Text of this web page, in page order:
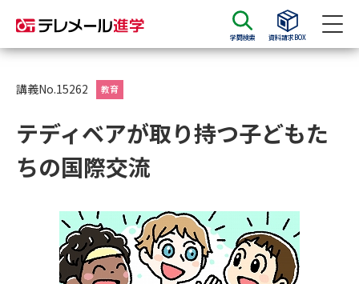
学問検索 資料請求BOX
資料請求
大学・短大の資料種類から請求
総合型選抜・学校推薦型選抜 募
集要項＆願書
大学入学共通テスト利用選抜の
募集要項＆願書
過去問題集
講義No.15262 教育
テディベアが取り持つ子どもた
ちの国際交流